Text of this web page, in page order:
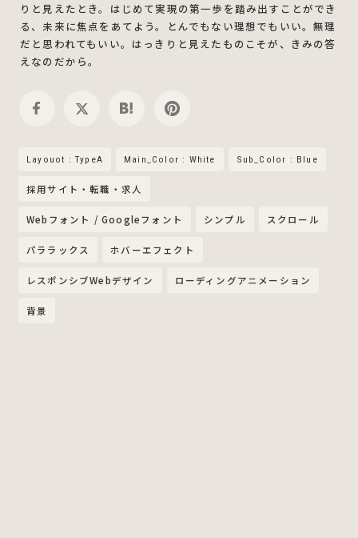
りと見えたとき。はじめて実現の第一歩を踏み出すことができ
る、未来に焦点をあてよう。とんでもない理想でもいい。無理
だと思われてもいい。はっきりと見えたものこそが、きみの答
えなのだから。
Layouot : TypeA Main_Color : White Sub_Color : Blue
採用サイト・転職・求人
Webフォント / Googleフォント シンプル スクロール
パララックス ホバーエフェクト
レスポンシブWebデザイン ローディングアニメーション
背景